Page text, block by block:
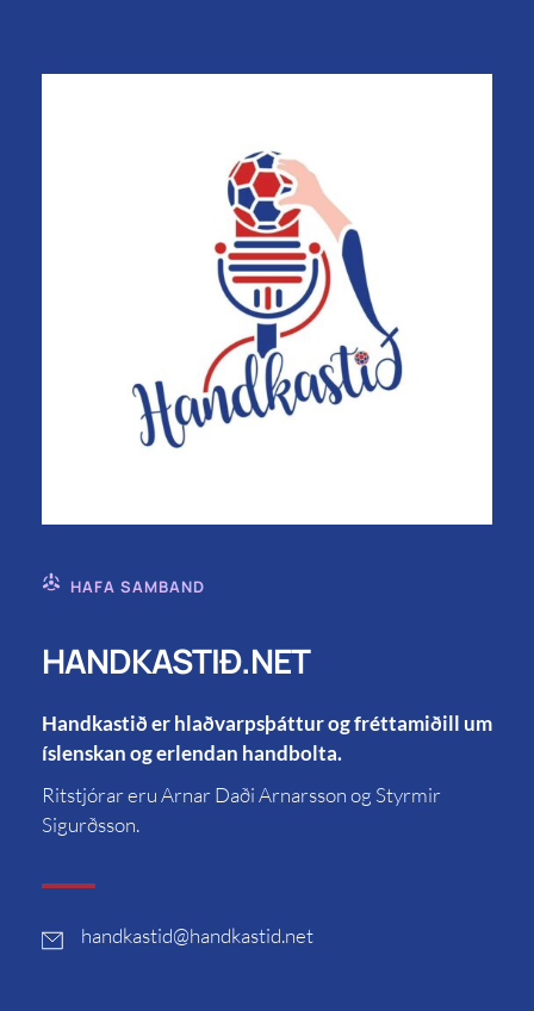
HAFA SAMBAND
HANDKASTIÐ.NET
Handkastið er hlaðvarpsþáttur og fréttamiðill um
íslenskan og erlendan handbolta.
Ritstjórar eru Arnar Daði Arnarsson og Styrmir
Sigurðsson.
handkastid@handkastid.net